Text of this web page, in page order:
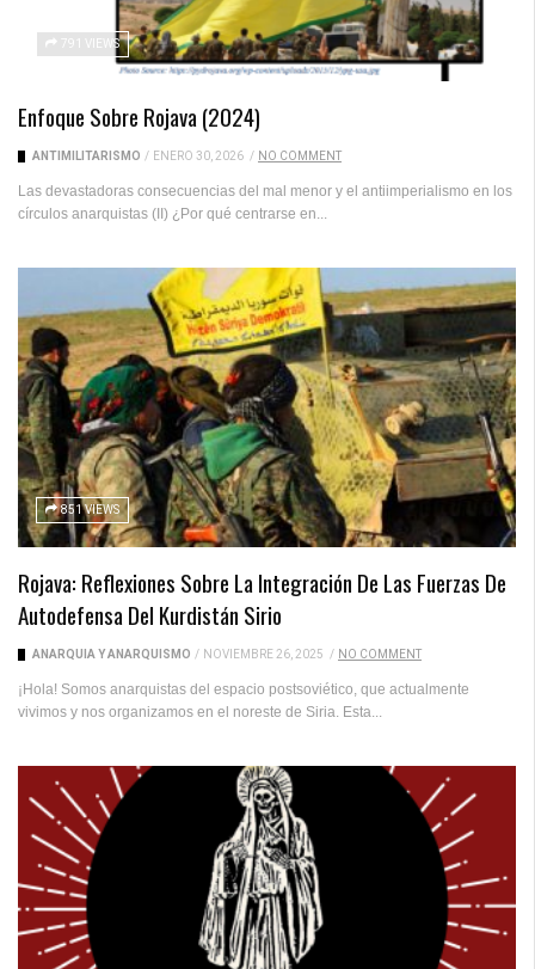
791 VIEWS
Enfoque Sobre Rojava (2024)
ANTIMILITARISMO / ENERO 30, 2026 / NO COMMENT
Las devastadoras consecuencias del mal menor y el antiimperialismo en los
círculos anarquistas (II) ¿Por qué centrarse en...
851 VIEWS
Rojava: Reflexiones Sobre La Integración De Las Fuerzas De
Autodefensa Del Kurdistán Sirio
ANARQUÍA Y ANARQUISMO / NOVIEMBRE 26, 2025 / NO COMMENT
¡Hola! Somos anarquistas del espacio postsoviético, que actualmente
vivimos y nos organizamos en el noreste de Siria. Esta...